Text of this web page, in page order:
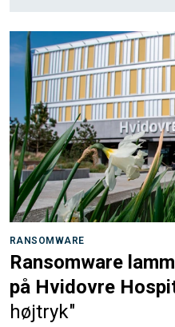
RANSOMWARE
Ransomware
på Hvidovre
højtryk"